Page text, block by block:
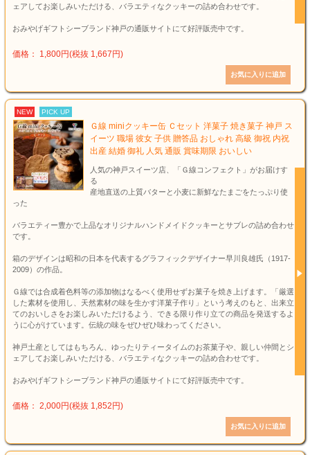
ェアしてお楽しみいただける、バラエティなクッキーの詰め合わせです。
おみやげギフトシーブランド神戸の通販サイトにて好評販売中です。
価格： 1,800円(税抜 1,667円)
NEW PICK UP
Ｇ線 miniクッキー缶 Ｃセット 洋菓子 焼き菓子 神戸 ス
イーツ 職場 彼女 子供 贈答品 おしゃれ 高級 御祝 内祝
出産 結婚 御礼 人気 通販 賞味期限 おいしい
人気の神戸スイーツ店、「Ｇ線コンフェクト」がお届けす
る
産地直送の上質バターと小麦に新鮮なたまごをたっぷり使
った
バラエティー豊かで上品なオリジナルハンドメイドクッキーとサブレの詰め合わせ
です。
箱のデザインは昭和の日本を代表するグラフィックデザイナー早川良雄氏（1917-
2009）の作品。
Ｇ線では合成着色料等の添加物はなるべく使用せずお菓子を焼き上げます。「厳選
した素材を使用し、天然素材の味を生かす洋菓子作り」という考えのもと、出来立
てのおいしさをお楽しみいただけるよう、できる限り作り立ての商品を発送するよ
うに心がけています。伝統の味をぜひぜひ味わってください。
神戸土産としてはもちろん、ゆったりティータイムのお茶菓子や、親しい仲間とシ
ェアしてお楽しみいただける、バラエティなクッキーの詰め合わせです。
おみやげギフトシーブランド神戸の通販サイトにて好評販売中です。
価格： 2,000円(税抜 1,852円)